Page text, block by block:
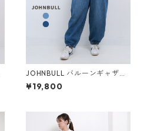
JOHNBULL バルーンギャザー
デニム パンツ レディース ジョ
ンブル JL251P13 ジーンズ ブ
ド バルーン
¥19,800